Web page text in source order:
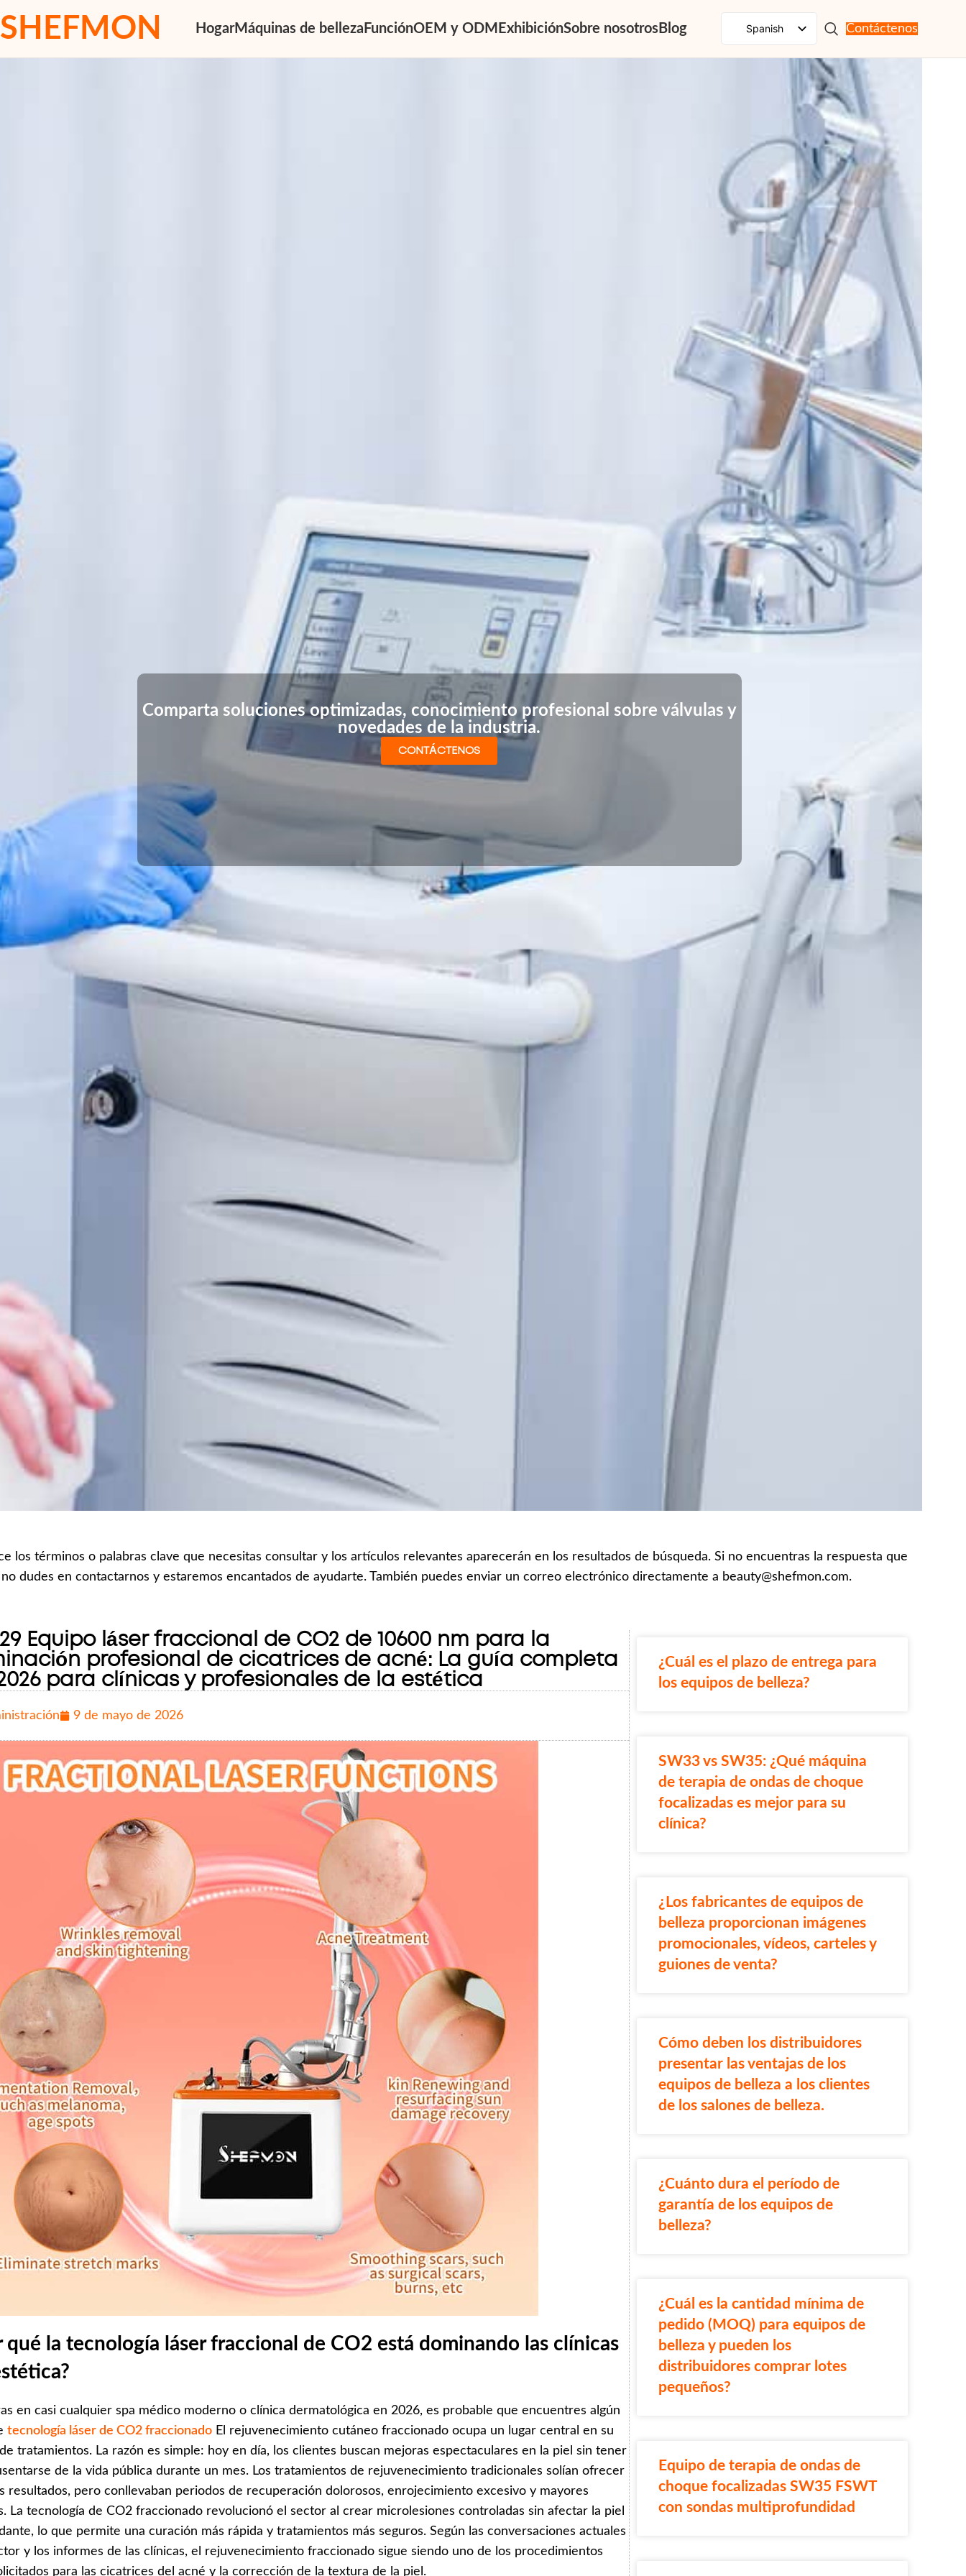
SHEFMON HogarMáquinas de belleza FunciónOEM y ODM ExhibiciónSobre nosotrosBlog
Spanish
Japanese
German
Korean
Italian
Contáctenos
Comparta soluciones optimizadas, conocimiento profesional sobre válvulas y
novedades de la industria.
CONTÁCTENOS
los términos o palabras clave que necesitas consultar y los artículos relevantes aparecerán en los resultados de búsqueda. Si no encuentras la respuesta que
no dudes en contactarnos y estaremos encantados de ayudarte. También puedes enviar un correo electrónico directamente a beauty@shefmon.com.
Equipo láser fraccional de CO2 de 10600 nm para la
profesional de cicatrices de acné: La guía completa
para clínicas y profesionales de la estética
9 de mayo de 2026
qué la tecnología láser fraccional de CO2 está dominando las clínicas
en casi cualquier spa médico moderno o clínica dermatológica en 2026, es probable que encuentres algún
tecnología láser de CO2 fraccionado El rejuvenecimiento cutáneo fraccionado ocupa un lugar central en su
tratamientos. La razón es simple: hoy en día, los clientes buscan mejoras espectaculares en la piel sin tener
de la vida pública durante un mes. Los tratamientos de rejuvenecimiento tradicionales solían ofrecer
resultados, pero conllevaban periodos de recuperación dolorosos, enrojecimiento excesivo y mayores
La tecnología de CO2 fraccionado revolucionó el sector al crear microlesiones controladas sin afectar la piel
lo que permite una curación más rápida y tratamientos más seguros. Según las conversaciones actuales
y los informes de las clínicas, el rejuvenecimiento fraccionado sigue siendo uno de los procedimientos
para las cicatrices del acné y la corrección de la textura de la piel.
¿Cuál es el plazo de entrega para
los equipos de belleza?
SW33 vs SW35: ¿Qué máquina
de terapia de ondas de choque
focalizadas es mejor para su
clínica?
¿Los fabricantes de equipos de
belleza proporcionan imágenes
promocionales, vídeos, carteles y
guiones de venta?
Cómo deben los distribuidores
presentar las ventajas de los
equipos de belleza a los clientes
de los salones de belleza.
¿Cuánto dura el período de
garantía de los equipos de
belleza?
¿Cuál es la cantidad mínima de
pedido (MOQ) para equipos de
belleza y pueden los
distribuidores comprar lotes
pequeños?
Equipo de terapia de ondas de
choque focalizadas SW35 FSWT
con sondas multiprofundidad